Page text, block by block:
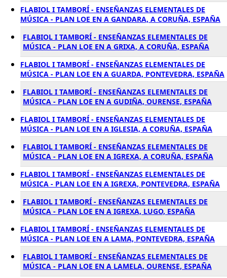
FLABIOL I TAMBORÍ - ENSEÑANZAS ELEMENTALES DE
MÚSICA - PLAN LOE EN A GANDARA, A CORUÑA, ESPAÑA
FLABIOL I TAMBORÍ - ENSEÑANZAS ELEMENTALES DE
MÚSICA - PLAN LOE EN A GRIXA, A CORUÑA, ESPAÑA
FLABIOL I TAMBORÍ - ENSEÑANZAS ELEMENTALES DE
MÚSICA - PLAN LOE EN A GUARDA, PONTEVEDRA, ESPAÑA
FLABIOL I TAMBORÍ - ENSEÑANZAS ELEMENTALES DE
MÚSICA - PLAN LOE EN A GUDIÑA, OURENSE, ESPAÑA
FLABIOL I TAMBORÍ - ENSEÑANZAS ELEMENTALES DE
MÚSICA - PLAN LOE EN A IGLESIA, A CORUÑA, ESPAÑA
FLABIOL I TAMBORÍ - ENSEÑANZAS ELEMENTALES DE
MÚSICA - PLAN LOE EN A IGREXA, A CORUÑA, ESPAÑA
FLABIOL I TAMBORÍ - ENSEÑANZAS ELEMENTALES DE
MÚSICA - PLAN LOE EN A IGREXA, PONTEVEDRA, ESPAÑA
FLABIOL I TAMBORÍ - ENSEÑANZAS ELEMENTALES DE
MÚSICA - PLAN LOE EN A IGREXA, LUGO, ESPAÑA
FLABIOL I TAMBORÍ - ENSEÑANZAS ELEMENTALES DE
MÚSICA - PLAN LOE EN A LAMA, PONTEVEDRA, ESPAÑA
FLABIOL I TAMBORÍ - ENSEÑANZAS ELEMENTALES DE
MÚSICA - PLAN LOE EN A LAMELA, OURENSE, ESPAÑA